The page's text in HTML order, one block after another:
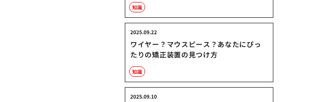
知識
ワイヤー？マウスピース？あなたにぴっ
たりの矯正装置の見つけ方
2025.09.22
知識
2025.09.10